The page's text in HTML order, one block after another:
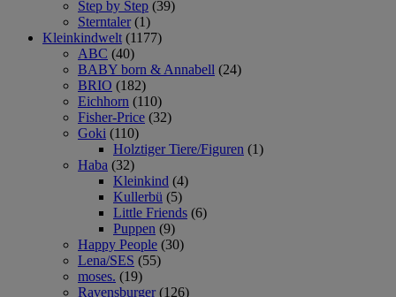
Step by Step (39)
Sterntaler (1)
Kleinkindwelt (1177)
ABC (40)
BABY born & Annabell (24)
BRIO (182)
Eichhorn (110)
Fisher-Price (32)
Goki (110)
Holztiger Tiere/Figuren (1)
Haba (32)
Kleinkind (4)
Kullerbü (5)
Little Friends (6)
Puppen (9)
Happy People (30)
Lena/SES (55)
moses. (19)
Ravensburger (126)